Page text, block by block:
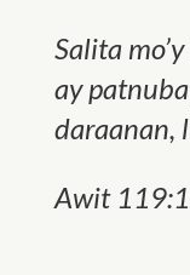
Salita
ay
daraanan,
Awit